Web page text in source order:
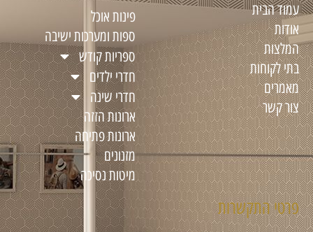
עמוד הבית
אודות
המלצות
בתי לקוחות
מאמרים
צור קשר
פינות אוכל
ספות ומערכות ישיבה
ספריות קודש
חדרי ילדים
חדרי שינה
ארונות הזזה
ארונות פתיחה
מזנונים
מיטות נסיכה
פרטי התקשרות